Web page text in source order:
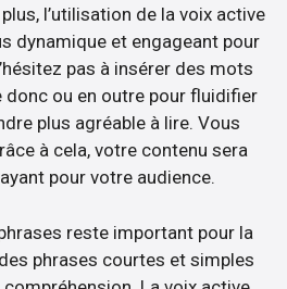
l’utilisation de la voix active
dynamique et engageant pour
pas à insérer des mots
ou en outre pour fluidifier
plus agréable à lire. Vous
à cela, votre contenu sera
pour votre audience.
reste important pour la
phrases courtes et simples